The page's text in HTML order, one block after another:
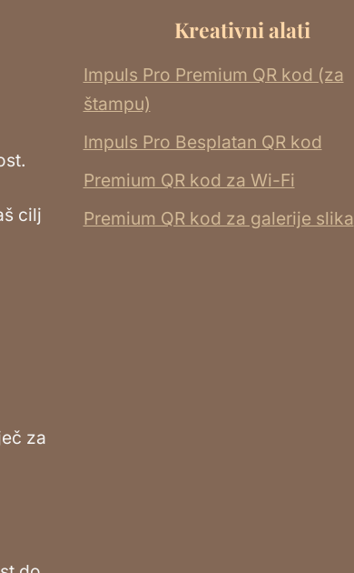
cilj
za
Kreativni alati
Impuls Pro Premium QR kod (za
štampu)
Impuls Pro Besplatan QR kod
Premium QR kod za Wi-Fi
Premium QR kod za galerije slika